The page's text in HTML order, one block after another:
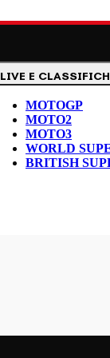
LIVE E
MOTOGP
MOTO2
MOTO3
WORLD
BRITISH